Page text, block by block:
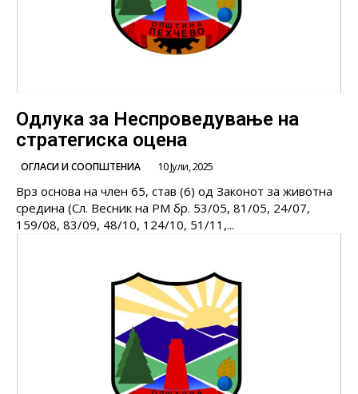
Одлука за Неспроведување на
стратегиска оцена
ОГЛАСИ И СООПШТЕНИА 10 Јули, 2025
Врз основа на член 65, став (6) од Законот за животна
средина (Сл. Весник на РМ бр. 53/05, 81/05, 24/07,
159/08, 83/09, 48/10, 124/10, 51/11,...